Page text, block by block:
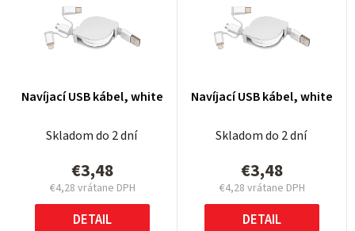
Navíjací USB kábel, white
Skladom do 2 dní
€3,48
€4,28 vrátane DPH
Jednotková
cena:
DETAIL
Navíjací USB kábel, white
Skladom do 2 dní
€3,48
€4,28 vrátane DPH
Jednotková
cena:
DETAIL